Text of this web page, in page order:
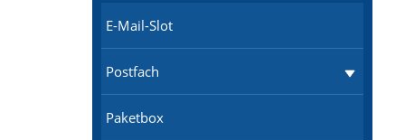
E-Mail-Slot
Postfach
Paketbox